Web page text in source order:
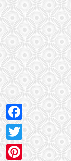
Facebook
Twitter